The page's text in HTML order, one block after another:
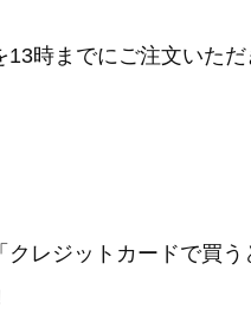
時までにご注文いた
クレジットカードで買